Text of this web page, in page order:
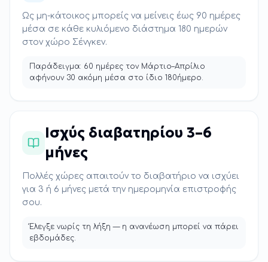
Ως μη-κάτοικος μπορείς να μείνεις έως 90 ημέρες
μέσα σε κάθε κυλιόμενο διάστημα 180 ημερών
στον χώρο Σένγκεν.
Παράδειγμα: 60 ημέρες τον Μάρτιο–Απρίλιο
αφήνουν 30 ακόμη μέσα στο ίδιο 180ήμερο.
Ισχύς διαβατηρίου 3–6
μήνες
Πολλές χώρες απαιτούν το διαβατήριο να ισχύει
για 3 ή 6 μήνες μετά την ημερομηνία επιστροφής
σου.
Έλεγξε νωρίς τη λήξη — η ανανέωση μπορεί να πάρει
εβδομάδες.